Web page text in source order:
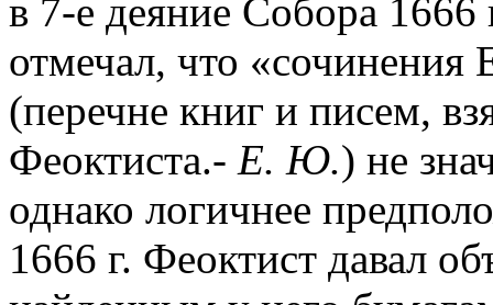
в 7-е деяние Собора 1666
отмечал, что
(перечне книг и писем,
Феоктиста.- Е. Ю.) не
однако логичнее
1666 г. Феоктист давал